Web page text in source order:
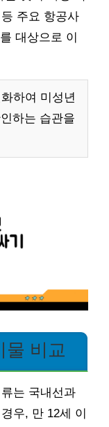
주요 항공사
대상으로 이
하여 미성년
하는 습관을
물 비교
는 국내선과
우, 만 12세 이